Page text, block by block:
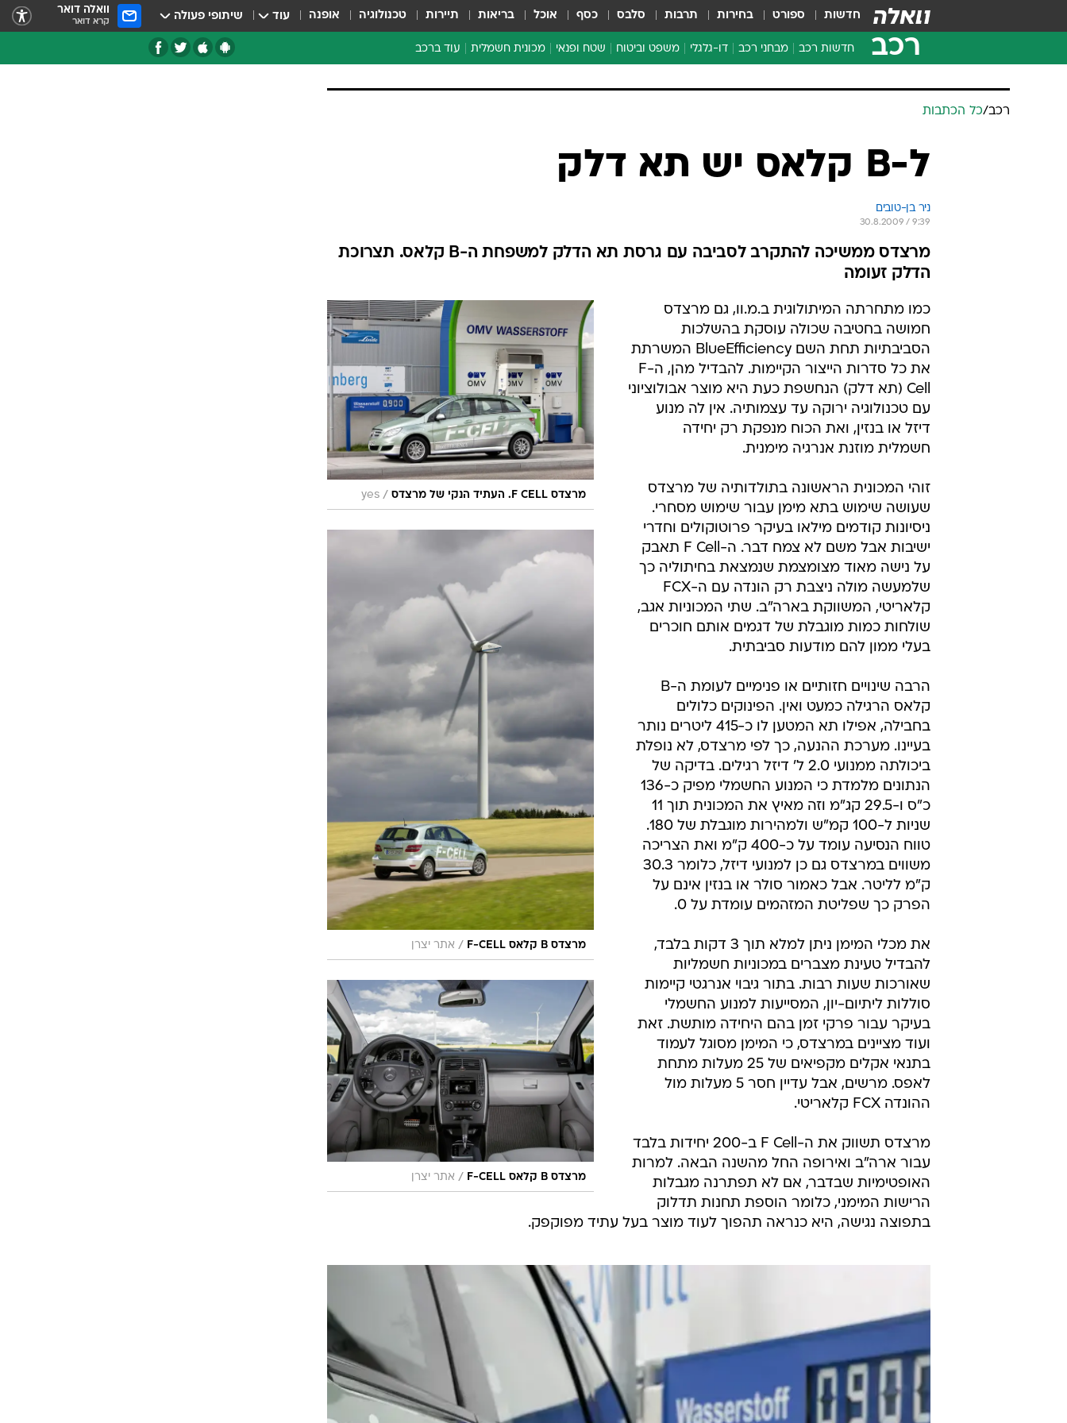
חדשות ספורט בחירות תרבות סלבס כסף אוכל בריאות תיירות טכנולוגיה אופנה עוד שיתופי פעולה וואלה דואר
קרא דואר
רכב חדשות רכב מבחני רכב דו-גלגלי משפט וביטוח שטח ופנאי מכונית חשמלית עוד ברכב
משומשות
צרכנות
טכנולוגיה
סדנאות ושיפורים
דעות
כל הכתבות
ארכיון מדורים סוגרים שנה
פוטו רצח
טוטאלוס
כתבו לנו
רכב/כל הכתבות
ל-B קלאס יש תא דלק
ניר בן-טובים
30.8.2009 / 9:39
מרצדס ממשיכה להתקרב לסביבה עם גרסת תא הדלק למשפחת ה-B קלאס. תצרוכת
הדלק זעומה
מרצדס F CELL. העתיד הנקי של מרצדס /
yes
מרצדס B קלאס F-CELL / אתר יצרן
מרצדס B קלאס F-CELL / אתר יצרן
כמו מתחרתה המיתולוגית ב.מ.וו, גם מרצדס
חמושה בחטיבה שכולה עוסקת בהשלכות
הסביבתיות תחת השם BlueEfficiency המשרתת
את כל סדרות הייצור הקיימות. להבדיל מהן, ה-F
Cell (תא דלק) הנחשפת כעת היא מוצר אבולוציוני
עם טכנולוגיה ירוקה עד עצמותיה. אין לה מנוע
דיזל או בנזין, ואת הכוח מנפקת רק יחידה
חשמלית מוזנת אנרגיה מימנית.
זוהי המכונית הראשונה בתולדותיה של מרצדס
שעושה שימוש בתא מימן עבור שימוש מסחרי.
ניסיונות קודמים מילאו בעיקר פרוטוקולים וחדרי
ישיבות אבל משם לא צמח דבר. ה-F Cell תאבק
על נישה מאוד מצומצמת שנמצאת בחיתוליה כך
שלמעשה מולה ניצבת רק הונדה עם ה-FCX
קלאריטי, המשווקת בארה"ב. שתי המכוניות אגב,
שולחות כמות מוגבלת של דגמים אותם חוכרים
בעלי ממון להם מודעות סביבתית.
הרבה שינויים חזותיים או פנימיים לעומת ה-B
קלאס הרגילה כמעט ואין. הפינוקים כלולים
בחבילה, אפילו תא המטען לו כ-415 ליטרים נותר
בעיינו. מערכת ההנעה, כך לפי מרצדס, לא נופלת
ביכולתה ממנועי 2.0 ל' דיזל רגילים. בדיקה של
הנתונים מלמדת כי המנוע החשמלי מפיק כ-136
כ"ס ו-29.5 קג"מ וזה מאיץ את המכונית תוך 11
שניות ל-100 קמ"ש ולמהירות מוגבלת של 180.
טווח הנסיעה עומד על כ-400 ק"מ ואת הצריכה
משווים במרצדס גם כן למנועי דיזל, כלומר 30.3
ק"מ לליטר. אבל כאמור סולר או בנזין אינם על
הפרק כך שפליטת המזהמים עומדת על 0.
את מכלי המימן ניתן למלא תוך 3 דקות בלבד,
להבדיל טעינת מצברים במכוניות חשמליות
שאורכות שעות רבות. בתור גיבוי אנרגטי קיימות
סוללות ליתיום-יון, המסייעות למנוע החשמלי
בעיקר עבור פרקי זמן בהם היחידה מותשת. זאת
ועוד מציינים במרצדס, כי המימן מסוגל לעמוד
בתנאי אקלים מקפיאים של 25 מעלות מתחת
לאפס. מרשים, אבל עדיין חסר 5 מעלות מול
ההונדה FCX קלאריטי.
מרצדס תשווק את ה-F Cell ב-200 יחידות בלבד
עבור ארה"ב ואירופה החל מהשנה הבאה. למרות
האופטימיות שבדבר, אם לא תפתרנה מגבלות
הרישות המימני, כלומר הוספת תחנות תדלוק
בתפוצה נגישה, היא כנראה תהפוך לעוד מוצר בעל עתיד מפוקפק.